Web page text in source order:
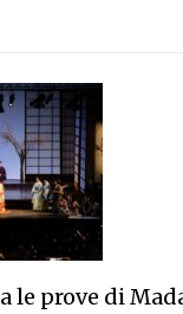
le prove di